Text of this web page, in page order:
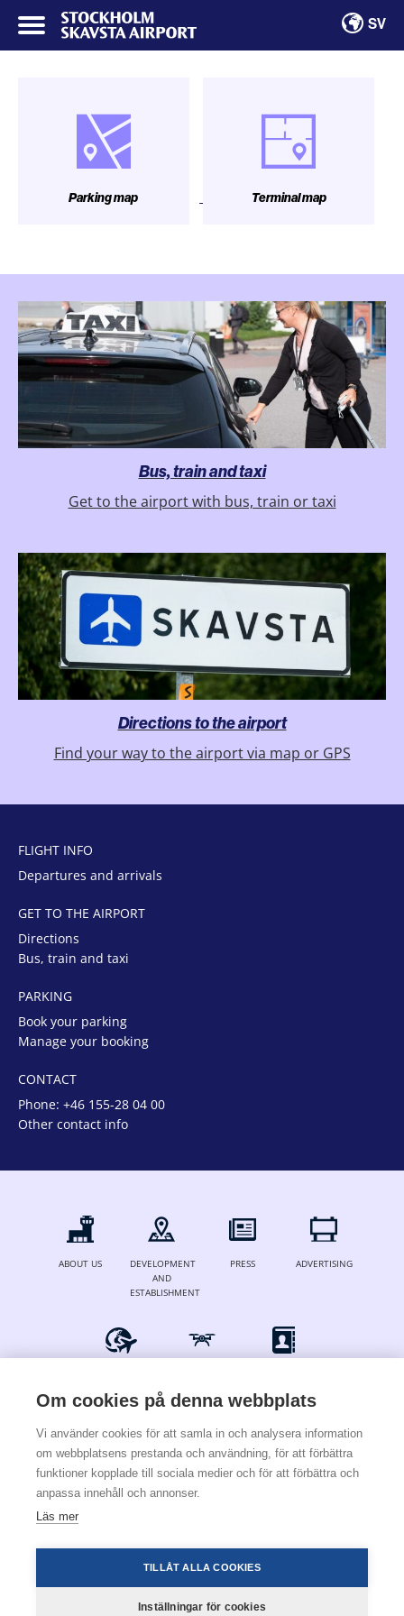
SV
Parking map Terminal map
Bus, train and taxi
Get to the airport with bus, train or taxi
Directions to the airport
Find your way to the airport via map or GPS
FLIGHT INFO
Departures and arrivals
GET TO THE AIRPORT
Directions
Bus, train and taxi
PARKING
Book your parking
Manage your booking
CONTACT
Phone: +46 155-28 04 00
Other contact info
ABOUT US
DEVELOPMENT
AND
ESTABLISHMENT
PRESS ADVERTISING
© 2024 Stockholm Skavsta Airport
×
För att installera den här
webbapplikationen i telefonen trycker du på
nedan och sedan Lägg till sida till.
Om cookies på denna webbplats
Vi använder cookies för att samla in och analysera information
om webbplatsens prestanda och användning, för att förbättra
funktioner kopplade till sociala medier och för att förbättra och
anpassa innehåll och annonser.
Läs mer
TILLÅT ALLA COOKIES
Inställningar för cookies